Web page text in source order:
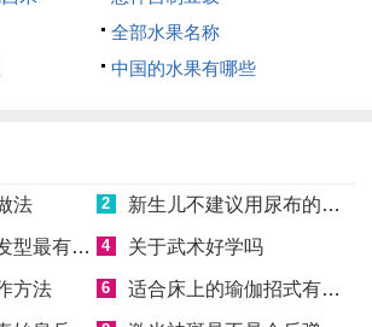
全部水果名称
中国的水果有哪些
法 2 新生儿不建议用尿布的原因
最有气质 4 关于武术好学吗
方法 6 适合床上的瑜伽招式有哪些